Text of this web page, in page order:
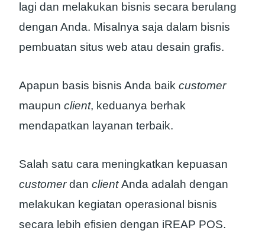
lagi dan melakukan bisnis secara berulang
dengan Anda. Misalnya saja dalam bisnis
pembuatan situs web atau desain grafis.
Apapun basis bisnis Anda baik customer
maupun client, keduanya berhak
mendapatkan layanan terbaik.
Salah satu cara meningkatkan kepuasan
customerdan clientAnda adalah dengan
melakukan kegiatan operasional bisnis
secara lebih efisien dengan iREAP POS.